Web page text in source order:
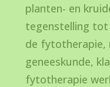
planten- en
tegenstelling
de fytotherapie,
geneeskunde,
fytotherapie